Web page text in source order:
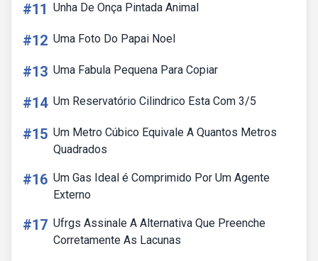
#11 Unha De Onça Pintada Animal
#12 Uma Foto Do Papai Noel
#13 Uma Fabula Pequena Para Copiar
#14 Um Reservatório Cilindrico Esta Com 3/5
#15 Um Metro Cúbico Equivale A Quantos Metros
Quadrados
#16 Um Gas Ideal é Comprimido Por Um Agente
Externo
#17 Ufrgs Assinale A Alternativa Que Preenche
Corretamente As Lacunas